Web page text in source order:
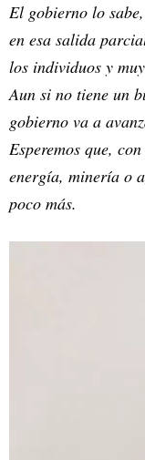
El gobierno lo
en esa salida
los individuos y
Aun si no tiene un
gobierno va a
Esperemos que,
energía, minería o
poco más.